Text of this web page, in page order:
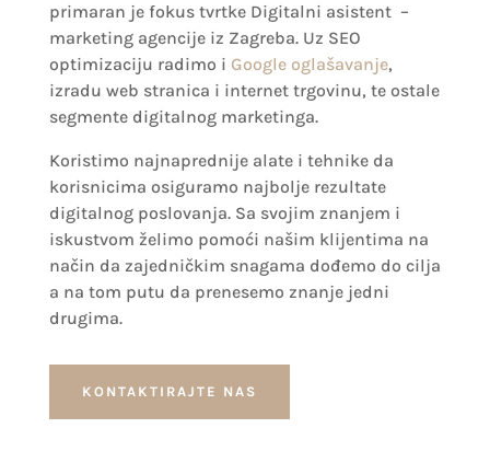
primaran je fokus tvrtke Digitalni asistent –
marketing agencije iz Zagreba. Uz SEO
optimizaciju radimo i Google oglašavanje,
izradu web stranica i internet trgovinu, te ostale
segmente digitalnog marketinga.
Koristimo najnaprednije alate i tehnike da
korisnicima osiguramo najbolje rezultate
digitalnog poslovanja. Sa svojim znanjem i
iskustvom želimo pomoći našim klijentima na
način da zajedničkim snagama dođemo do cilja
a na tom putu da prenesemo znanje jedni
drugima.
KONTAKTIRAJTE NAS